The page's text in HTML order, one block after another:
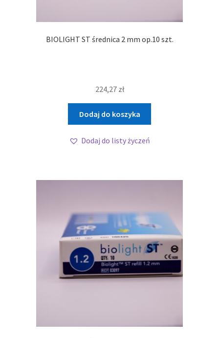
BIOLIGHT ST średnica 2 mm op.10 szt.
224,27 zł
Dodaj do koszyka
Dodaj do listy życzeń